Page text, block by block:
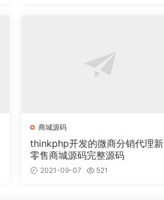
商城源码
thinkphp开发的微商分销代理新
零售商城源码完整源码
2021-09-07 521